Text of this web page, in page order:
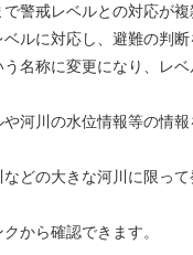
警戒レベルとの対応が
ルに対応し、避難の判断
名称に変更になり、レ
河川の水位情報等の情
どの大きな河川に限っ
から確認できます。